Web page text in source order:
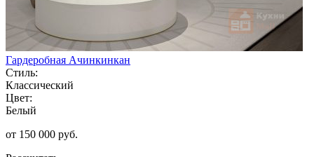
Гардеробная Ачинкинкан
Стиль:
Классический
Цвет:
Белый
от 150 000 руб.